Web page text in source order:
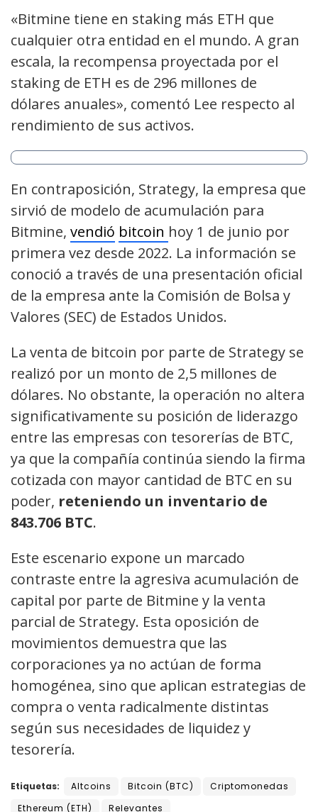
«Bitmine tiene en staking más ETH que
cualquier otra entidad en el mundo. A gran
escala, la recompensa proyectada por el
staking de ETH es de 296 millones de
dólares anuales», comentó Lee respecto al
rendimiento de sus activos.
En contraposición, Strategy, la empresa que
sirvió de modelo de acumulación para
Bitmine, vendió bitcoin hoy 1 de junio por
primera vez desde 2022. La información se
conoció a través de una presentación oficial
de la empresa ante la Comisión de Bolsa y
Valores (SEC) de Estados Unidos.
La venta de bitcoin por parte de Strategy se
realizó por un monto de 2,5 millones de
dólares. No obstante, la operación no altera
significativamente su posición de liderazgo
entre las empresas con tesorerías de BTC,
ya que la compañía continúa siendo la firma
cotizada con mayor cantidad de BTC en su
poder, reteniendo un inventario de
843.706 BTC.
Este escenario expone un marcado
contraste entre la agresiva acumulación de
capital por parte de Bitmine y la venta
parcial de Strategy. Esta oposición de
movimientos demuestra que las
corporaciones ya no actúan de forma
homogénea, sino que aplican estrategias de
compra o venta radicalmente distintas
según sus necesidades de liquidez y
tesorería.
Etiquetas: Altcoins Bitcoin (BTC)
Criptomonedas
Ethereum (ETH)
Relevantes